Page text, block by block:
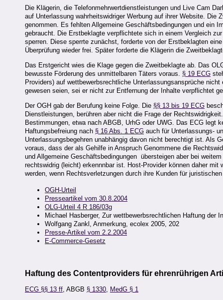
Die Klägerin, die Telefonmehrwertdienstleistungen und Live Cam
auf Unterlassung wahrheitswidriger Werbung auf ihrer Website.
genommen. Es fehlten Allgemeine Geschäftsbedingungen und ein
gebraucht. Die Erstbeklagte verpflichtete sich in einem Vergleich
sperren. Diese sperrte zunächst, forderte von der Erstbeklagten
Überprüfung wieder frei. Später forderte die Klägerin die
Das Erstgericht wies die Klage gegen die Zweitbeklagte ab. Das
bewusste Förderung des unmittelbaren Täters voraus. § 19 ECG
Providers) auf wettbewerbsrechtliche Unterlassungsansprüche
gewesen seien, sei er nicht zur Entfernung der Inhalte verpflichtet
Der OGH gab der Berufung keine Folge. Die §§ 13 bis 19 ECG
Dienstleistungen, berühren aber nicht die Frage der
Bestimmungen, etwa nach ABGB, UrhG oder UWG. Das ECG legt
Haftungsbefreiung nach § 16 Abs. 1 ECG auch für Unterlassungs-
Unterlassungsbegehren unabhängig davon nicht berechtigt ist. Als
voraus, dass der als Gehilfe in Anspruch Genommene die
und Allgemeine Geschäftsbedingungen übersteigen aber bei
rechtswidrig (leicht) erkennnbar ist. Host-Provider können daher
werden, wenn Rechtsverletzungen durch ihre Kunden für
OGH-Urteil
Presseartikel vom 30.8.2004
OLG-Urteil 4 R 186/03g
Michael Hasberger, Zur wettbewerbsrechtlichen Haftung der
Wolfgang Zankl, Anmerkung, ecolex 2005, 202
Presse-Artikel vom 2.2.2004
E-Commerce-Gesetz
Haftung des Contentproviders für ehrenrührigen
ECG §§ 13 ff, ABGB § 1330, MedG § 1